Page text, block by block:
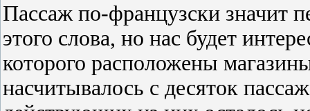
Пассаж по-французски значит
этого слова, но нас будет
которого расположены
насчитывалось с десяток